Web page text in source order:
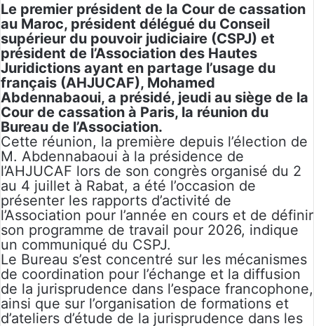
Le premier président de la Cour de cassation
au Maroc, président délégué du Conseil
supérieur du pouvoir judiciaire (CSPJ) et
président de l’Association des Hautes
Juridictions ayant en partage l’usage du
français (AHJUCAF), Mohamed
Abdennabaoui, a présidé, jeudi au siège de la
Cour de cassation à Paris, la réunion du
Bureau de l’Association.
Cette réunion, la première depuis l’élection de
M. Abdennabaoui à la présidence de
l’AHJUCAF lors de son congrès organisé du 2
au 4 juillet à Rabat, a été l’occasion de
présenter les rapports d’activité de
l’Association pour l’année en cours et de définir
son programme de travail pour 2026, indique
un communiqué du CSPJ.
Le Bureau s’est concentré sur les mécanismes
de coordination pour l’échange et la diffusion
de la jurisprudence dans l’espace francophone,
ainsi que sur l’organisation de formations et
d’ateliers d’étude de la jurisprudence dans les